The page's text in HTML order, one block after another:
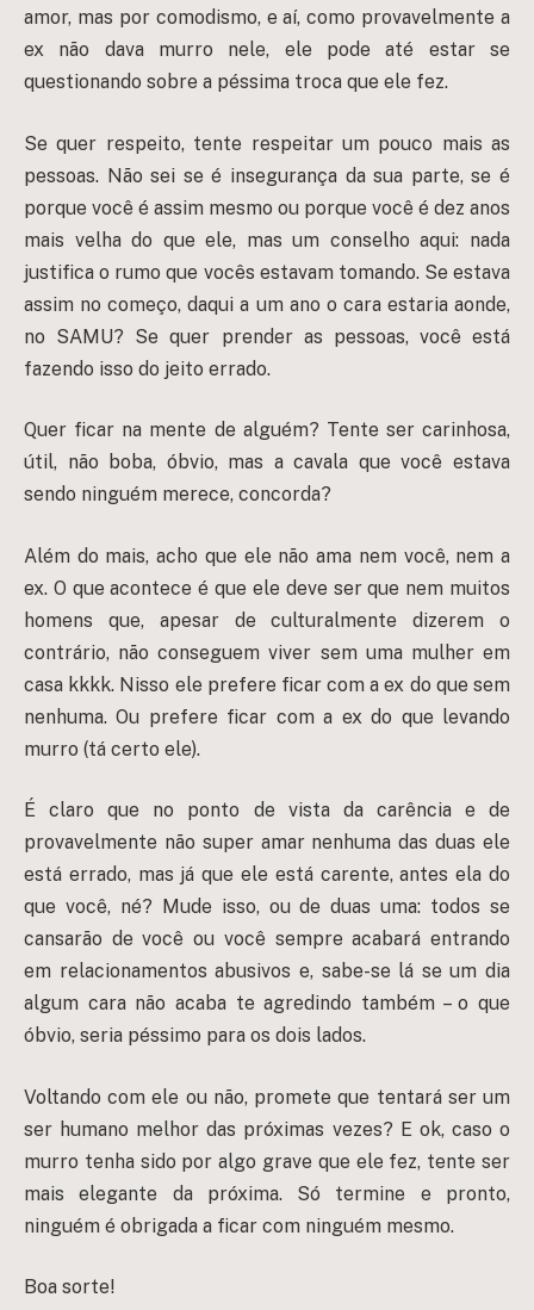
amor, mas por comodismo, e aí, como provavelmente a
ex não dava murro nele, ele pode até estar se
questionando sobre a péssima troca que ele fez.
Se quer respeito, tente respeitar um pouco mais as
pessoas. Não sei se é insegurança da sua parte, se é
porque você é assim mesmo ou porque você é dez anos
mais velha do que ele, mas um conselho aqui: nada
justifica o rumo que vocês estavam tomando. Se estava
assim no começo, daqui a um ano o cara estaria aonde,
no SAMU? Se quer prender as pessoas, você está
fazendo isso do jeito errado.
Quer ficar na mente de alguém? Tente ser carinhosa,
útil, não boba, óbvio, mas a cavala que você estava
sendo ninguém merece, concorda?
Além do mais, acho que ele não ama nem você, nem a
ex. O que acontece é que ele deve ser que nem muitos
homens que, apesar de culturalmente dizerem o
contrário, não conseguem viver sem uma mulher em
casa kkkk. Nisso ele prefere ficar com a ex do que sem
nenhuma. Ou prefere ficar com a ex do que levando
murro (tá certo ele).
É claro que no ponto de vista da carência e de
provavelmente não super amar nenhuma das duas ele
está errado, mas já que ele está carente, antes ela do
que você, né? Mude isso, ou de duas uma: todos se
cansarão de você ou você sempre acabará entrando
em relacionamentos abusivos e, sabe-se lá se um dia
algum cara não acaba te agredindo também – o que
óbvio, seria péssimo para os dois lados.
Voltando com ele ou não, promete que tentará ser um
ser humano melhor das próximas vezes? E ok, caso o
murro tenha sido por algo grave que ele fez, tente ser
mais elegante da próxima. Só termine e pronto,
ninguém é obrigada a ficar com ninguém mesmo.
Boa sorte!